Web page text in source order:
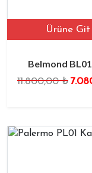
Ürüne Git
Belmond
11.800,00₺